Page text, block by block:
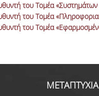
του Τομέα
του Τομέα
του Τομέα